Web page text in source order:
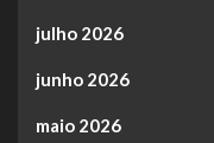
julho 2026
junho 2026
maio 2026